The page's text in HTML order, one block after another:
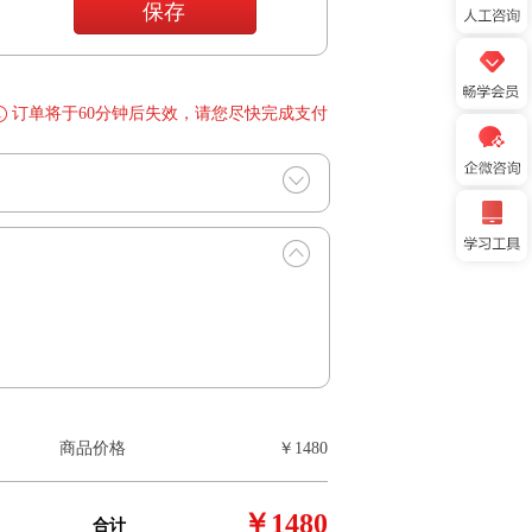
保存
订单将于60分钟后失效，请您尽快完成支付
商品价格 ￥ 1480
合计 ￥ 1480